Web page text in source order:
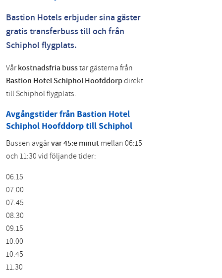
Bastion Hotels erbjuder sina gäster
gratis transferbuss till och från
Schiphol flygplats.
Vårkostnadsfria busstar gästerna från
Bastion Hotel Schiphol Hoofddorpdirekt
till Schiphol flygplats.
Avgångstider från Bastion Hotel
Schiphol Hoofddorp till Schiphol
Bussen avgårvar 45:e minutmellan 06:15
och 11:30 vid följande tider:
06.15
07.00
07.45
08.30
09.15
10.00
10.45
11.30